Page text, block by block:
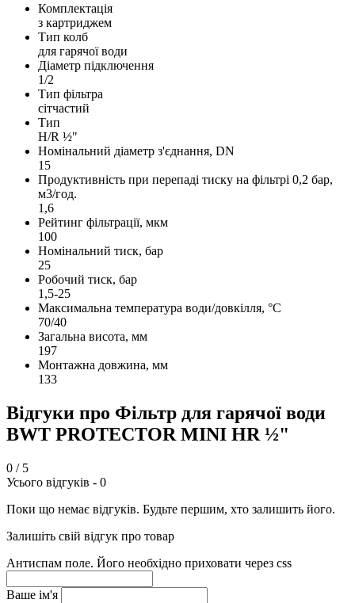
Комплектація
з картриджем
Тип колб
для гарячої води
Діаметр підключення
1/2
Тип фільтра
сітчастий
Тип
H/R ½"
Номінальний діаметр з'єднання, DN
15
Продуктивність при перепаді тиску на фільтрі 0,2 бар,
м3/год.
1,6
Рейтинг фільтрації, мкм
100
Номінальний тиск, бар
25
Робочий тиск, бар
1,5-25
Максимальна температура води/довкілля, °С
70/40
Загальна висота, мм
197
Монтажна довжина, мм
133
Відгуки про Фільтр для гарячої води
BWT PROTECTOR MINI HR ½"
0 / 5
Усього відгуків - 0
Поки що немає відгуків. Будьте першим, хто залишить його.
Залишіть свій відгук про товар
Антиспам поле. Його необхідно приховати через css
Ваше ім'я